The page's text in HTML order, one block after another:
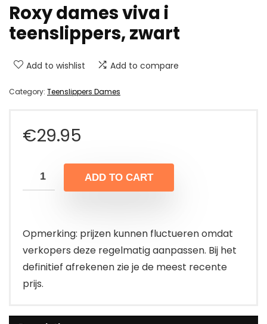
Roxy dames viva i
teenslippers, zwart
Add to wishlist Add to compare
Category: Teenslippers Dames
€29.95
ADD TO CART
Opmerking: prijzen kunnen fluctueren omdat
verkopers deze regelmatig aanpassen. Bij het
definitief afrekenen zie je de meest recente
prijs.